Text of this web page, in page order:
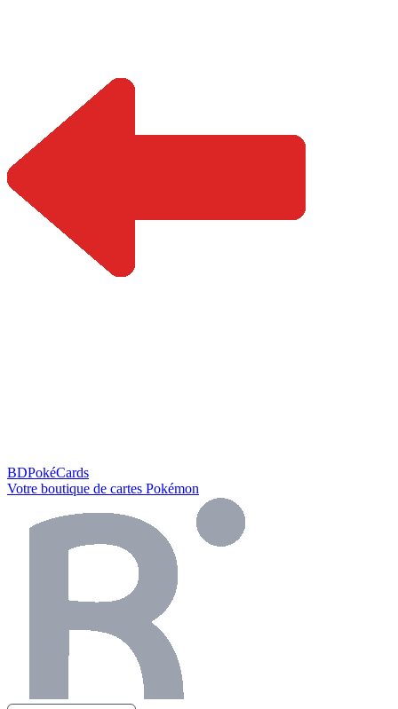
BDPokéCards
Votre boutique de cartes Pokémon